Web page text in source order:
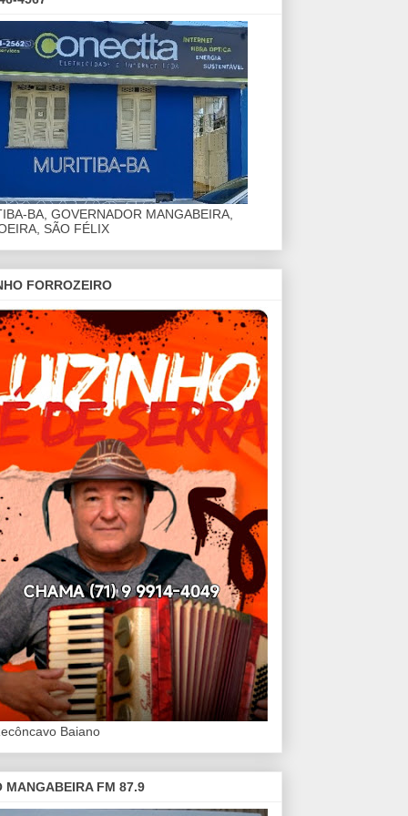
BA, GOVERNADOR MANGABEIRA,
SÃO FÉLIX
FORROZEIRO
Baiano
MANGABEIRA FM 87.9